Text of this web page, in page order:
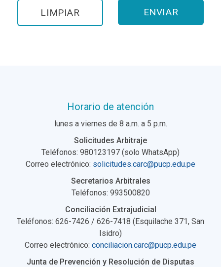
Horario de atención
lunes a viernes de 8 a.m. a 5 p.m.
Solicitudes Arbitraje
Teléfonos: 980123197 (solo WhatsApp)
Correo electrónico: solicitudes.carc@pucp.edu.pe
Secretarios Arbitrales
Teléfonos: 993500820
Conciliación Extrajudicial
Teléfonos: 626-7426 / 626-7418 (Esquilache 371, San
Isidro)
Correo electrónico: conciliacion.carc@pucp.edu.pe
Junta de Prevención y Resolución de Disputas